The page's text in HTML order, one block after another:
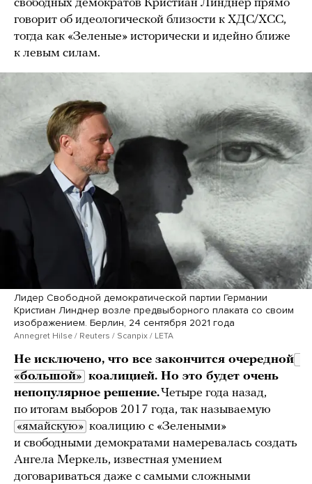
свободных демократов Кристиан Линднер прямо
говорит об идеологической близости к ХДС/ХСС,
тогда как «Зеленые» исторически и идейно ближе
к левым силам.
Лидер Свободной демократической партии Германии
Кристиан Линднер возле предвыборного плаката со своим
изображением. Берлин, 24 сентября 2021 года
Annegret Hilse / Reuters / Scanpix / LETA
Не исключено, что все закончится очередной
«большой» коалицией. Но это будет очень
непопулярное решение.Четыре года назад,
по итогам выборов 2017 года, так называемую
«ямайскую» коалицию с «Зелеными»
и свободными демократами намеревалась создать
Ангела Меркель, известная умением
договариваться даже с самыми сложными